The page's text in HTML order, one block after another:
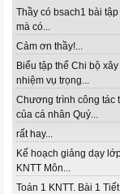
Thầy có bsach1 bài tập
mà có...
Cảm ơn thầy!...
Biểu tập thể Chi bộ
nhiệm vụ trọng...
Chương trình công tác
của cá nhân Quý...
rất hay...
Kế hoạch giảng dạy
KNTT Môn...
Toán 1 KNTT. Bài 1